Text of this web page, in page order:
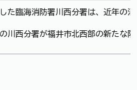
た臨海消防署川西分署は、近年の
川西分署が福井市北西部の新たな